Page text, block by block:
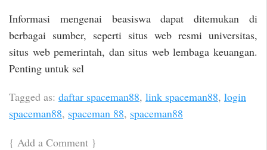
Informasi mengenai beasiswa dapat ditemukan di
berbagai sumber, seperti situs web resmi universitas,
situs web pemerintah, dan situs web lembaga keuangan.
Penting untuk sel
Tagged as: daftar spaceman88, link spaceman88, login
spaceman88, spaceman 88, spaceman88
{ Add a Comment }